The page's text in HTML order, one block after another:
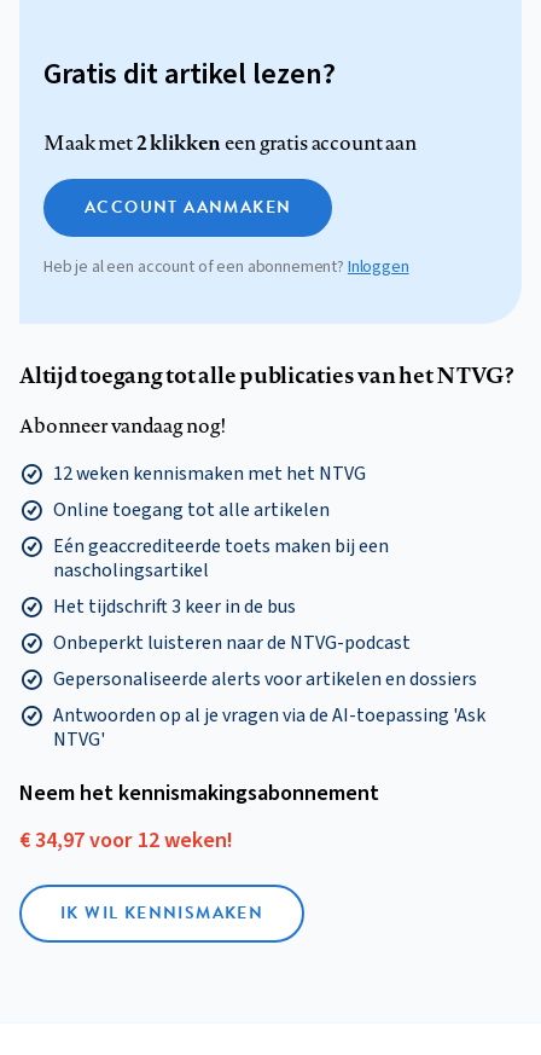
Gratis dit artikel lezen?
Maak met2 klikkeneen gratis account aan
ACCOUNT AANMAKEN
Heb je al een account of een abonnement? Inloggen
Altijd toegang tot alle publicaties van het NTVG?
Abonneer vandaag nog!
12 weken kennismaken met het NTVG
Online toegang tot alle artikelen
Eén geaccrediteerde toets maken bij een
nascholingsartikel
Het tijdschrift 3 keer in de bus
Onbeperkt luisteren naar de NTVG-podcast
Gepersonaliseerde alerts voor artikelen en dossiers
Antwoorden op al je vragen via de AI-toepassing 'Ask
NTVG'
Neem het kennismakings­abonnement
€ 34,97 voor 12 weken!
IK WIL KENNISMAKEN